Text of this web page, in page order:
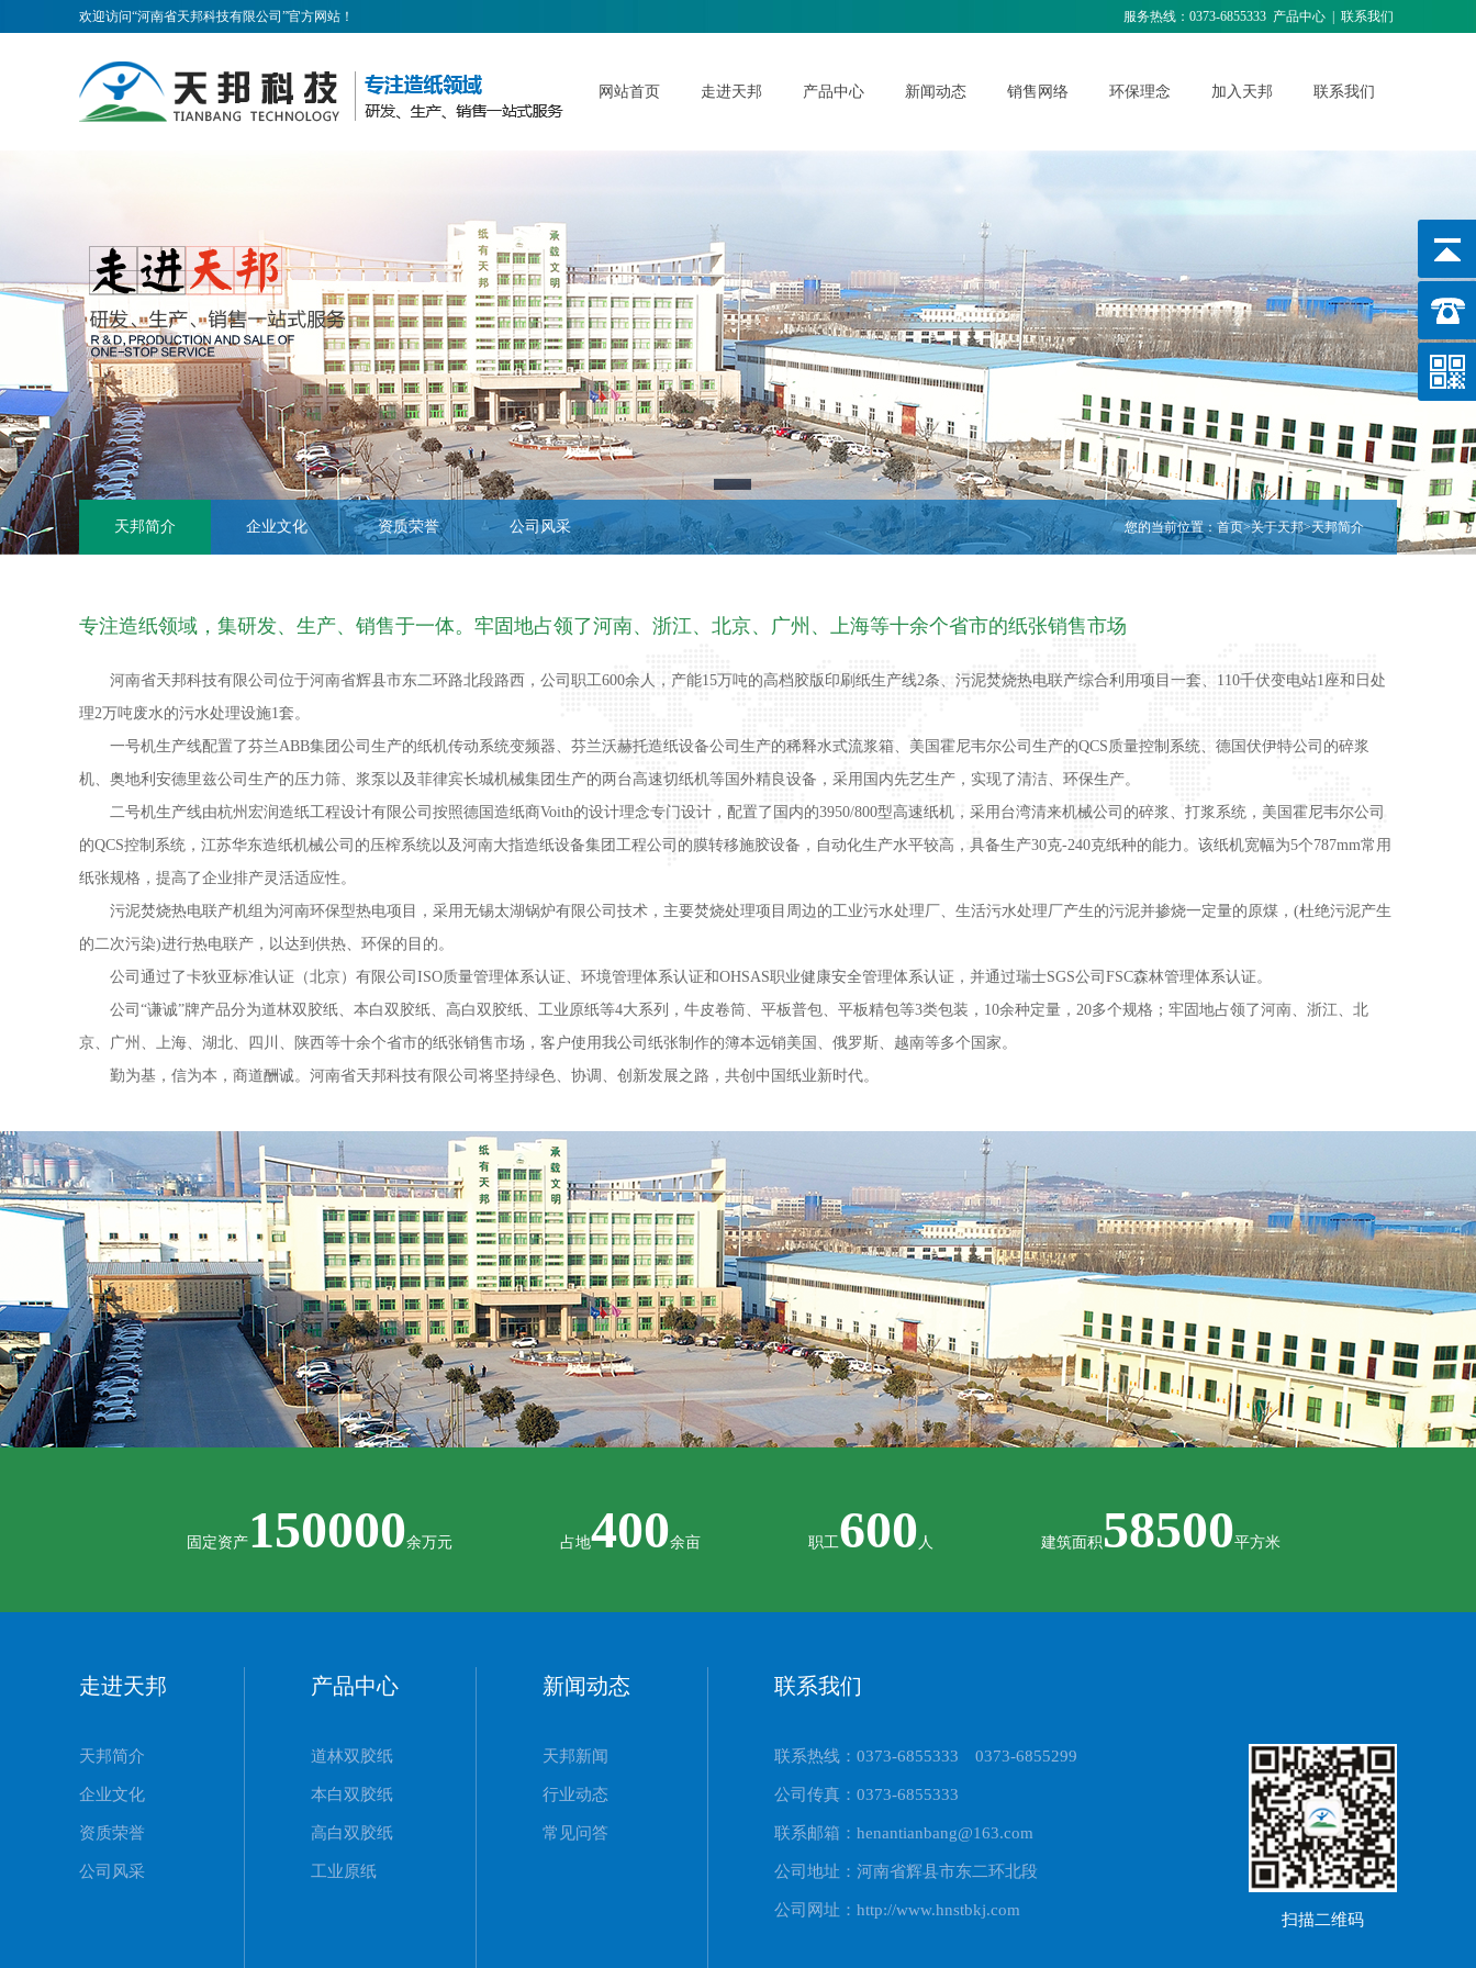
欢迎访问“河南省天邦科技有限公司”官方网站！ 服务热线：0373-6855333 产品中心 联系我们
网站首页 走进天邦 产品中心 新闻动态 销售网络 环保理念 加入天邦 联系我们
天邦简介 企业文化 资质荣誉 公司风采 您的当前位置：首页>关于天邦>天邦简介
专注造纸领域，集研发、生产、销售于一体。牢固地占领了河南、浙江、北京、广州、上海等十余个省市的纸张销售市场
河南省天邦科技有限公司位于河南省辉县市东二环路北段路西，公司职工600余人，产能15万吨的高档胶版印刷纸生产线2条、污泥焚烧热电联产综合利用项目一套、110千伏变电站1座和日处
理2万吨废水的污水处理设施1套。
一号机生产线配置了芬兰ABB集团公司生产的纸机传动系统变频器、芬兰沃赫托造纸设备公司生产的稀释水式流浆箱、美国霍尼韦尔公司生产的QCS质量控制系统、德国伏伊特公司的碎浆
机、奥地利安德里兹公司生产的压力筛、浆泵以及菲律宾长城机械集团生产的两台高速切纸机等国外精良设备，采用国内先艺生产，实现了清洁、环保生产。
二号机生产线由杭州宏润造纸工程设计有限公司按照德国造纸商Voith的设计理念专门设计，配置了国内的3950/800型高速纸机，采用台湾清来机械公司的碎浆、打浆系统，美国霍尼韦尔公司
的QCS控制系统，江苏华东造纸机械公司的压榨系统以及河南大指造纸设备集团工程公司的膜转移施胶设备，自动化生产水平较高，具备生产30克-240克纸种的能力。该纸机宽幅为5个787mm常用
纸张规格，提高了企业排产灵活适应性。
污泥焚烧热电联产机组为河南环保型热电项目，采用无锡太湖锅炉有限公司技术，主要焚烧处理项目周边的工业污水处理厂、生活污水处理厂产生的污泥并掺烧一定量的原煤，(杜绝污泥产生
的二次污染)进行热电联产，以达到供热、环保的目的。
公司通过了卡狄亚标准认证（北京）有限公司ISO质量管理体系认证、环境管理体系认证和OHSAS职业健康安全管理体系认证，并通过瑞士SGS公司FSC森林管理体系认证。
公司“谦诚”牌产品分为道林双胶纸、本白双胶纸、高白双胶纸、工业原纸等4大系列，牛皮卷筒、平板普包、平板精包等3类包装，10余种定量，20多个规格；牢固地占领了河南、浙江、北
京、广州、上海、湖北、四川、陕西等十余个省市的纸张销售市场，客户使用我公司纸张制作的簿本远销美国、俄罗斯、越南等多个国家。
勤为基，信为本，商道酬诚。河南省天邦科技有限公司将坚持绿色、协调、创新发展之路，共创中国纸业新时代。
固定资产 150000余万元 占地400余亩 职工600 人 建筑面积 58500平方米
走进天邦
天邦简介
企业文化
资质荣誉
公司风采
产品中心
道林双胶纸
本白双胶纸
高白双胶纸
工业原纸
新闻动态
天邦新闻
行业动态
常见问答
联系我们
联系热线：0373-6855333 0373-6855299
公司传真：0373-6855333
联系邮箱：henantianbang@163.com
公司地址：河南省辉县市东二环北段
公司网址：http://www.hnstbkj.com
扫描二维码